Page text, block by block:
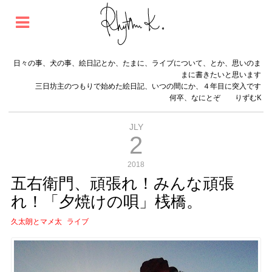
日々の事、犬の事、絵日記とか、たまに、ライブについて、とか、思いのま
まに書きたいと思います
三日坊主のつもりで始めた絵日記、いつの間にか、４年目に突入です
何卒、なにとぞ りずむK
JLY
2
2018
五右衛門、頑張れ！みんな頑張
れ！「夕焼けの唄」桟橋。
久太朗とマメ太 ライブ